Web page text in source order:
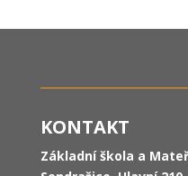
KONTAKT
Základní škola a